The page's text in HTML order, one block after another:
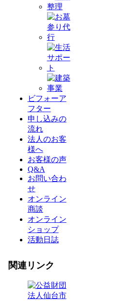
ビフォーア
フター
申し込みの
流れ
法人のお客
様へ
お客様の声
Q&A
お問い合わ
せ
オンライン
商談
オンライン
ショップ
活動日誌
関連リンク